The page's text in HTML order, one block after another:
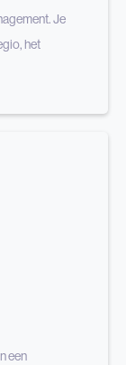
Je
het
een